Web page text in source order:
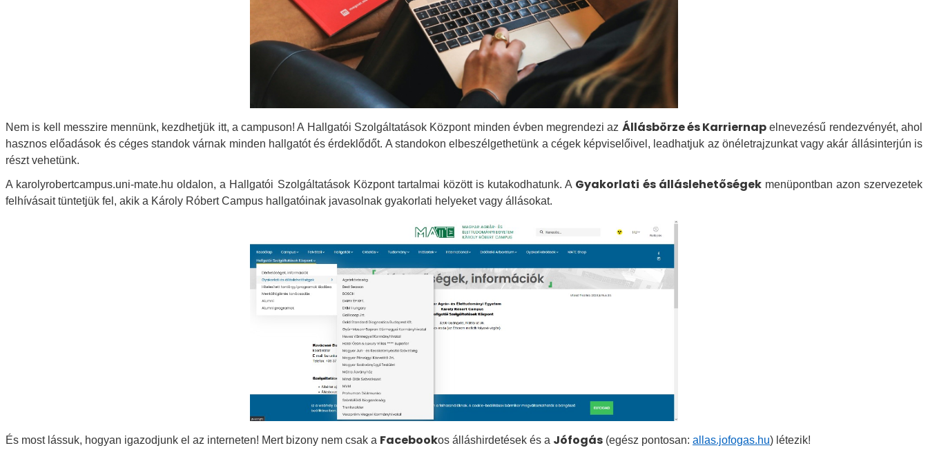
Nem is kell messzire mennünk, kezdhetjük itt, a campuson! A Hallgatói Szolgáltatások Központ minden évben megrendezi az Állásbörze és Karriernap elnevezésű rendezvényét, ahol
hasznos előadások és céges standok várnak minden hallgatót és érdeklődőt. A standokon elbeszélgethetünk a cégek képviselőivel, leadhatjuk az önéletrajzunkat vagy akár állásinterjún is
részt vehetünk.
A karolyrobertcampus.uni-mate.hu oldalon, a Hallgatói Szolgáltatások Központ tartalmai között is kutakodhatunk. A Gyakorlati és álláslehetőségekmenüpontban azon szervezetek
felhívásait tüntetjük fel, akik a Károly Róbert Campus hallgatóinak javasolnak gyakorlati helyeket vagy állásokat.
És most lássuk, hogyan igazodjunk el az interneten! Mert bizony nem csak a Facebookos álláshirdetések és a Jófogás (egész pontosan: allas.jofogas.hu) létezik!